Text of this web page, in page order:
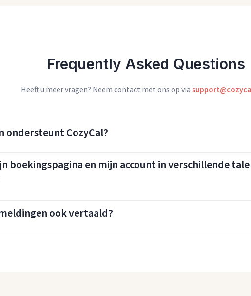
Frequently Asked Questions
Heeft u meer vragen? Neem contact met ons op via
ondersteunt CozyCal?
boekingspagina en mijn account in verschillende
ook vertaald?